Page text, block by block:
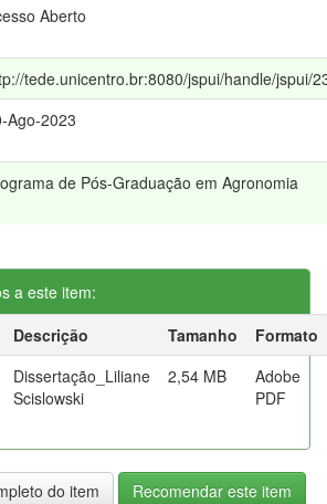
Aberto
tede.unicentro.br:8080/jspui/handle/jspui/
Ago-2023
de Pós-Graduação em Agronomia
a este item:
Descrição Tamanho
Formato
Dissertação_Liliane
Scislowski
2,54 MB
Adobe
PDF
do item
Recomendar este item